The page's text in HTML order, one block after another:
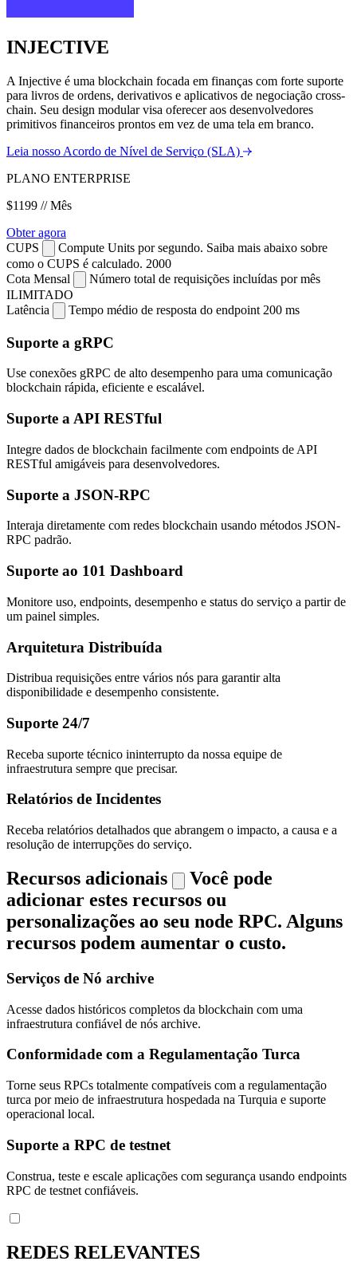
INJECTIVE
A Injective é uma blockchain focada em finanças com forte suporte
para livros de ordens, derivativos e aplicativos de negociação cross-
chain. Seu design modular visa oferecer aos desenvolvedores
primitivos financeiros prontos em vez de uma tela em branco.
Leia nosso Acordo de Nível de Serviço (SLA)
PLANO ENTERPRISE
$1199 // Mês
Obter agora
CUPS
Compute Units por segundo. Saiba mais abaixo sobre
como o CUPS é calculado. 2000
Cota Mensal
Número total de requisições incluídas por mês
ILIMITADO
Latência
Tempo médio de resposta do endpoint 200 ms
Suporte a gRPC
Use conexões gRPC de alto desempenho para uma comunicação
blockchain rápida, eficiente e escalável.
Suporte a API RESTful
Integre dados de blockchain facilmente com endpoints de API
RESTful amigáveis para desenvolvedores.
Suporte a JSON-RPC
Interaja diretamente com redes blockchain usando métodos JSON-
RPC padrão.
Suporte ao 101 Dashboard
Monitore uso, endpoints, desempenho e status do serviço a partir de
um painel simples.
Arquitetura Distribuída
Distribua requisições entre vários nós para garantir alta
disponibilidade e desempenho consistente.
Suporte 24/7
Receba suporte técnico ininterrupto da nossa equipe de
infraestrutura sempre que precisar.
Relatórios de Incidentes
Receba relatórios detalhados que abrangem o impacto, a causa e a
resolução de interrupções do serviço.
Recursos adicionais
Você pode
adicionar estes recursos ou
personalizações ao seu node RPC. Alguns
recursos podem aumentar o custo.
Serviços de Nó archive
Acesse dados históricos completos da blockchain com uma
infraestrutura confiável de nós archive.
Conformidade com a Regulamentação Turca
Torne seus RPCs totalmente compatíveis com a regulamentação
turca por meio de infraestrutura hospedada na Turquia e suporte
operacional local.
Suporte a RPC de testnet
Construa, teste e escale aplicações com segurança usando endpoints
RPC de testnet confiáveis.
REDES RELEVANTES